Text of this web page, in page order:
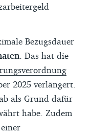
Bezugsdauer
. Das hat die
2025 verlängert.
als Grund dafür
habe. Zudem